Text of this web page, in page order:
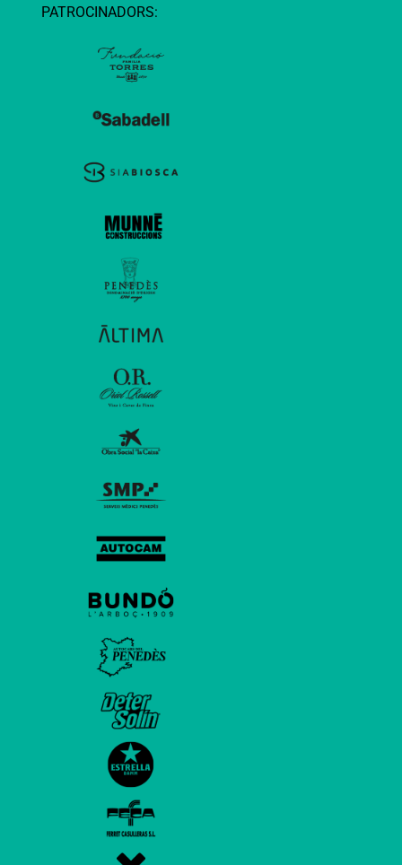
PATROCINADORS: